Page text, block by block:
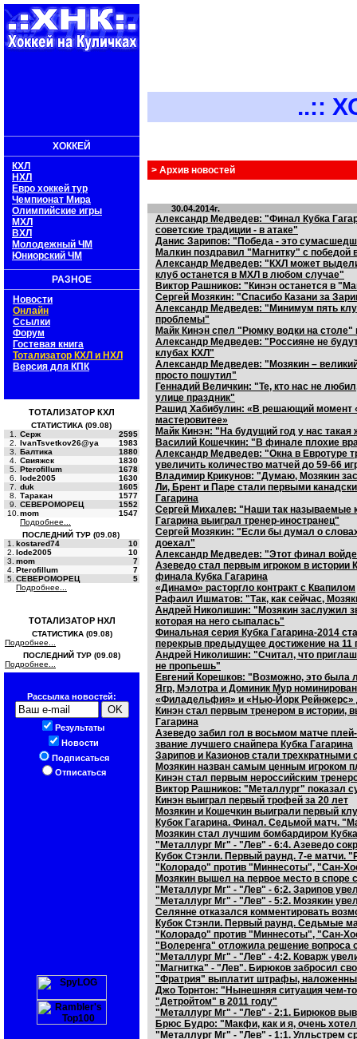
ХОККЕЙ
КХЛ
НХЛ
Евро хоккей тур
Чемпионат Мира
Олимпийские игры
МХЛ
ВХЛ
Молодежный ЧМ
Юниорский ЧМ
РАЗНОЕ
Новости
Онлайн
Ссылки
Форум
Гостевая книга
Тотализатор КХЛ и НХЛ
Версия для КПК
ТОТАЛИЗАТОР КХЛ
СТАТИСТИКА (09.08)
1.
Серж
2595
2.
IvanTsvetkov26@ya
1983
3.
Балтика
1880
4.
Свияжск
1830
5.
Pterofillum
1678
6.
lode2005
1630
7.
duk
1605
8.
Таракан
1577
9.
СЕВЕРОМОРЕЦ
1552
10. mom
1547
Подробнее...
ПОСЛЕДНИЙ ТУР (09.08)
1.
kostared74
10
2. lode2005
10
3. mom
7
4. Pterofillum
7
5. СЕВЕРОМОРЕЦ
5
Подробнее...
ТОТАЛИЗАТОР НХЛ
СТАТИСТИКА (09.08)
Подробнее...
ПОСЛЕДНИЙ ТУР (09.08)
Подробнее...
Рассылка новостей:
Результаты
Новости
Подписаться
Отписаться
..::
> Архив новостей
30.04.2014г.
Александр Медведев: "Финал Кубка
советские традиции - в атаке"
Данис Зарипов: "Победа - это
Малкин поздравил "Магнитку" с победой
Александр Медведев: "КХЛ может
клуб останется в МХЛ в любом случае"
Виктор Рашников: "Кинэн останется в
Сергей Мозякин: "Спасибо Казани за
Александр Медведев: "Минимум пять
проблемы"
Майк Кинэн спел "Рюмку водки на столе"
Александр Медведев: "Россияне не
клубах КХЛ"
Александр Медведев: "Мозякин –
просто пошутил"
Геннадий Величкин: "Те, кто нас не
улице праздник"
Рашид Хабибулин: «В решающий момент
мастеровитее»
Майк Кинэн: "На будущий год у нас такая
Василий Кошечкин: "В финале плохие
Александр Медведев: "Окна в Евротуре
увеличить количество матчей до 59-66
Владимир Крикунов: "Думаю, Мозякин
Ли, Брент и Паре стали первыми
Гагарина
Сергей Михалев: "Наши так называемые
Гагарина выиграл тренер-иностранец"
Сергей Мозякин: "Если бы думал о
доехал"
Александр Медведев: "Этот финал
Азеведо стал первым игроком в
финала Кубка Гагарина
«Динамо» расторгло контракт с Квапилом
Рафаил Ишматов: "Так, как сейчас,
Андрей Николишин: "Мозякин заслужил
которая на него сыпалась"
Финальная серия Кубка Гагарина-2014
перекрыв предыдущее достижение на 11
Андрей Николишин: "Считал, что
не пропьешь"
Евгений Корешков: "Возможно, это была
Ягр, Мэлотра и Доминик Мур
«Филадельфия» и «Нью-Йорк Рейнжерс»
Кинэн стал первым тренером в истории,
Гагарина
Азеведо забил гол в восьмом матче
звание лучшего снайпера Кубка Гагарина
Зарипов и Казионов стали трехкратными
Мозякин назван самым ценным игроком
Кинэн стал первым нероссийским
Виктор Рашников: "Металлург" показал
Кинэн выиграл первый трофей за 20 лет
Мозякин и Кошечкин выиграли первый
Кубок Гагарина. Финал. Седьмой матч.
Мозякин стал лучшим бомбардиром
"Металлург Мг" - "Лев" - 6:4. Азеведо
Кубок Стэнли. Первый раунд. 7-е
"Колорадо" против "Миннесоты", "Сан-
Мозякин вышел на первое место в споре
"Металлург Мг" - "Лев" - 6:2. Зарипов
"Металлург Мг" - "Лев" - 5:2. Мозякин
Селянне отказался комментировать
Кубок Стэнли. Первый раунд. Седьмые
"Колорадо" против "Миннесоты", "Сан-
"Волеренга" отложила решение вопроса
"Металлург Мг" - "Лев" - 4:2. Коварж
"Магнитка" - "Лев". Бирюков забросил
"Фратрия" выплатит штрафы,
Джо Торнтон: "Нынешняя ситуация чем-
"Детройтом" в 2011 году"
"Металлург Мг" - "Лев" - 2:1. Бирюков
Брюс Будро: "Макфи, как и я, очень
"Металлург Мг" - "Лев" - 1:1. Улльстрем